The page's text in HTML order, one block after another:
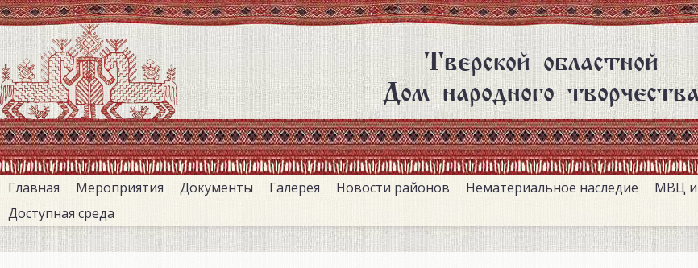
Перейти
к
основному
содержанию
Тверской областной
Дом народного
Главная Мероприятия Документы Галерея Новости районов Нематериальное наследие МВЦ
Доступная среда